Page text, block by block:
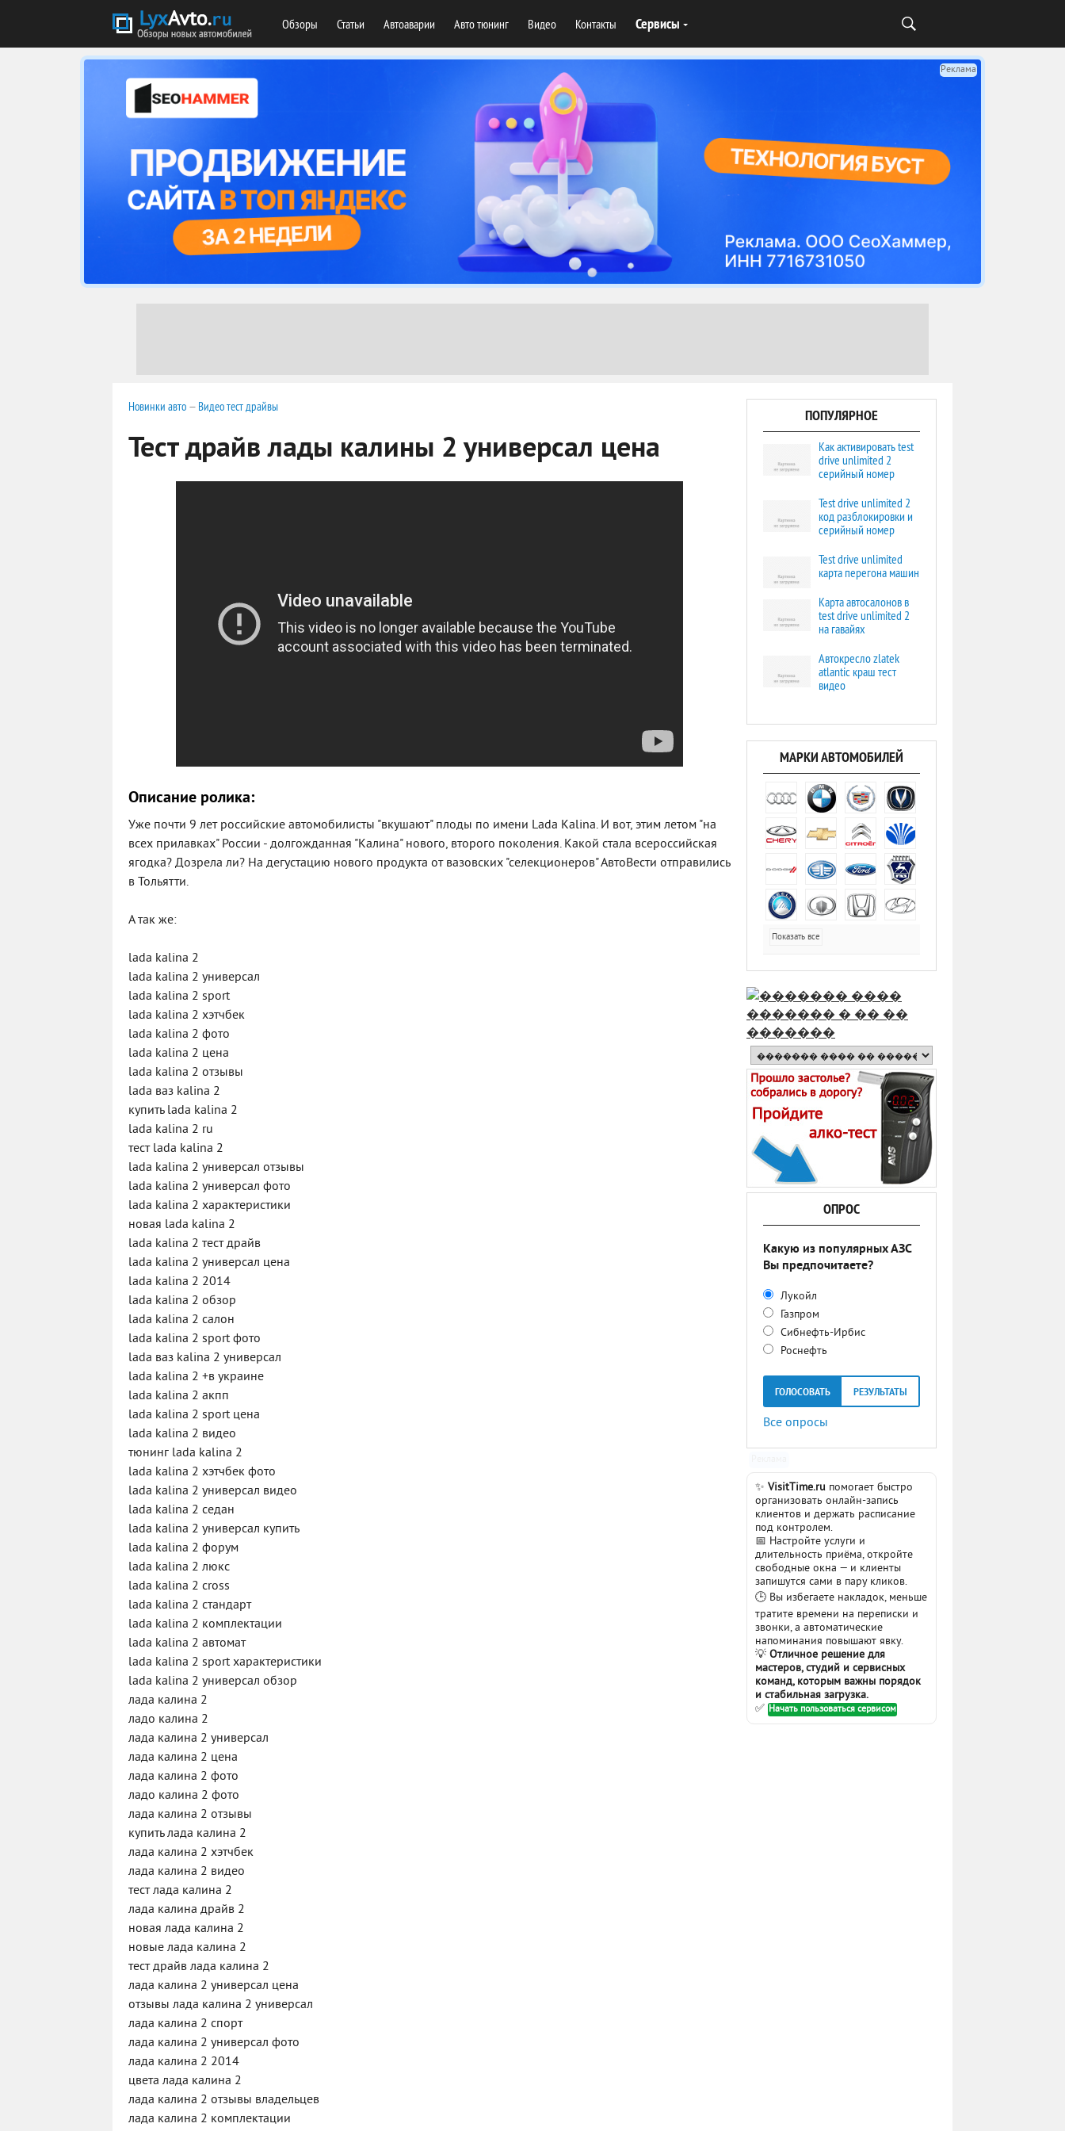
Обзоры Статьи Автоаварии Авто тюнинг Видео Контакты Сервисы
Реклама
Новинки авто — Видео тест драйвы
Тест драйв лады калины 2 универсал цена
Описание ролика:
Уже почти 9 лет российские автомобилисты "вкушают" плоды по имени Lada Kalina. И вот, этим летом "на
всех прилавках" России - долгожданная "Калина" нового, второго поколения. Какой стала всероссийская
ягодка? Дозрела ли? На дегустацию нового продукта от вазовских "селекционеров" АвтоВести отправились
в Тольятти.
А так же:
lada kalina 2
lada kalina 2 универсал
lada kalina 2 sport
lada kalina 2 хэтчбек
lada kalina 2 фото
lada kalina 2 цена
lada kalina 2 отзывы
lada ваз kalina 2
купить lada kalina 2
lada kalina 2 ru
тест lada kalina 2
lada kalina 2 универсал отзывы
lada kalina 2 универсал фото
lada kalina 2 характеристики
новая lada kalina 2
lada kalina 2 тест драйв
lada kalina 2 универсал цена
lada kalina 2 2014
lada kalina 2 обзор
lada kalina 2 салон
lada kalina 2 sport фото
lada ваз kalina 2 универсал
lada kalina 2 +в украине
lada kalina 2 акпп
lada kalina 2 sport цена
lada kalina 2 видео
тюнинг lada kalina 2
lada kalina 2 хэтчбек фото
lada kalina 2 универсал видео
lada kalina 2 седан
lada kalina 2 универсал купить
lada kalina 2 форум
lada kalina 2 люкс
lada kalina 2 cross
lada kalina 2 стандарт
lada kalina 2 комплектации
lada kalina 2 автомат
lada kalina 2 sport характеристики
lada kalina 2 универсал обзор
лада калина 2
ладо калина 2
лада калина 2 универсал
лада калина 2 цена
лада калина 2 фото
ладо калина 2 фото
лада калина 2 отзывы
купить лада калина 2
лада калина 2 хэтчбек
лада калина 2 видео
тест лада калина 2
лада калина драйв 2
новая лада калина 2
новые лада калина 2
тест драйв лада калина 2
лада калина 2 универсал цена
отзывы лада калина 2 универсал
лада калина 2 спорт
лада калина 2 универсал фото
лада калина 2 2014
цвета лада калина 2
лада калина 2 отзывы владельцев
лада калина 2 комплектации
ПОПУЛЯРНОЕ
Как активировать test
drive unlimited 2
серийный номер
Test drive unlimited 2
код разблокировки и
серийный номер
Test drive unlimited
карта перегона машин
Карта автосалонов в
test drive unlimited 2
на гавайях
Автокресло zlatek
atlantic краш тест
видео
МАРКИ АВТОМОБИЛЕЙ
Показать все
ОПРОС
Какую из популярных АЗС
Вы предпочитаете?
Лукойл
Газпром
Сибнефть-Ирбис
Роснефть
ГОЛОСОВАТЬ РЕЗУЛЬТАТЫ
Все опросы
✨ VisitTime.ru помогает быстро
организовать онлайн-запись
клиентов и держать расписание
под контролем.
📅 Настройте услуги и
длительность приёма, откройте
свободные окна — и клиенты
запишутся сами в пару кликов.
🕒 Вы избегаете накладок, меньше
тратите времени на переписки и
звонки, а автоматические
напоминания повышают явку.
💡 Отличное решение для
мастеров, студий и сервисных
команд, которым важны порядок
и стабильная загрузка.
✅ Начать пользоваться сервисом